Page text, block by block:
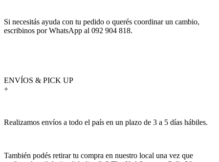
Si necesitás ayuda con tu pedido o querés coordinar un cambio,
escribinos por WhatsApp al 092 904 818.
ENVÍOS & PICK UP
+
Realizamos envíos a todo el país en un plazo de 3 a 5 días hábiles.
También podés retirar tu compra en nuestro local una vez que